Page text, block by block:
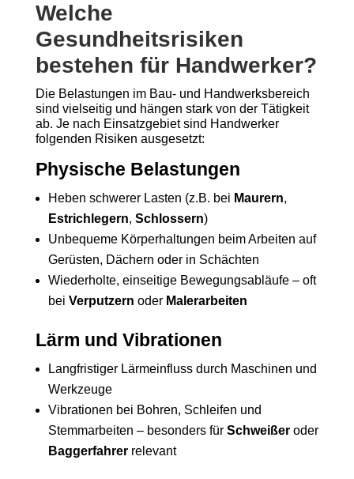
Welche
Gesundheitsrisiken
bestehen für Handwerker?
Die Belastungen im Bau- und Handwerksbereich
sind vielseitig und hängen stark von der Tätigkeit
ab. Je nach Einsatzgebiet sind Handwerker
folgenden Risiken ausgesetzt:
Physische Belastungen
Heben schwerer Lasten (z.B. bei Maurern,
Estrichlegern, Schlossern)
Unbequeme Körperhaltungen beim Arbeiten auf
Gerüsten, Dächern oder in Schächten
Wiederholte, einseitige Bewegungsabläufe – oft
bei Verputzern oder Malerarbeiten
Lärm und Vibrationen
Langfristiger Lärmeinfluss durch Maschinen und
Werkzeuge
Vibrationen bei Bohren, Schleifen und
Stemmarbeiten – besonders für Schweißeroder
Baggerfahrerrelevant